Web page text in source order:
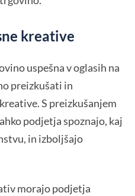
kreative
uspešna v oglasih na
preizkušati in
S preizkušanjem
podjetja spoznajo, kaj
in izboljšajo
morajo podjetja